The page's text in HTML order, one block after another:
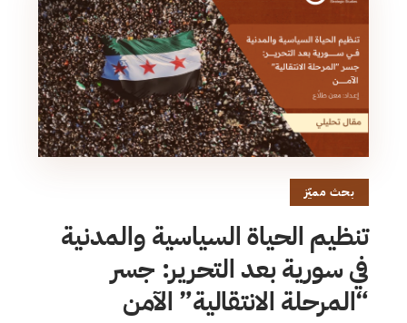
بحث مميّز
تنظيم الحياة السياسية والمدنية
في سورية بعد التحرير: جسر
“المرحلة الانتقالية” الآمن